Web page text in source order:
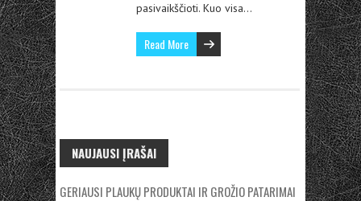
pasivaikščioti. Kuo visa…
Read More
NAUJAUSI ĮRAŠAI
GERIAUSI PLAUKŲ PRODUKTAI IR GROŽIO PATARIMAI